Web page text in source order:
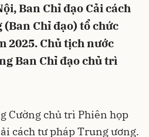
Ban Chỉ đạo Cải cách
Chỉ đạo) tổ chức
2025. Chủ tịch nước
Ban Chỉ đạo chủ trì